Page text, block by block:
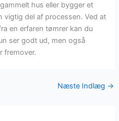
hus eller bygger et
vigtig del af processen. Ved at
en erfaren tømrer kan du
ser godt ud, men også
fremover.
Næste Indlæg →